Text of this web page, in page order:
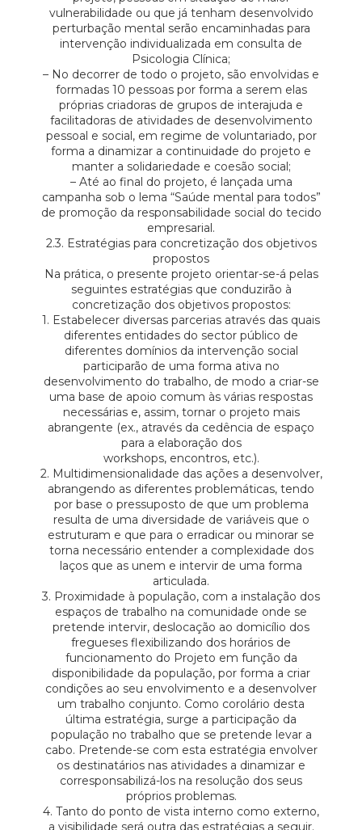
vulnerabilidade ou que já tenham desenvolvido
perturbação mental serão encaminhadas para
intervenção individualizada em consulta de
Psicologia Clínica;
– No decorrer de todo o projeto, são envolvidas e
formadas 10 pessoas por forma a serem elas
próprias criadoras de grupos de interajuda e
facilitadoras de atividades de desenvolvimento
pessoal e social, em regime de voluntariado, por
forma a dinamizar a continuidade do projeto e
manter a solidariedade e coesão social;
– Até ao final do projeto, é lançada uma
campanha sob o lema “Saúde mental para todos”
de promoção da responsabilidade social do tecido
empresarial.
2.3. Estratégias para concretização dos objetivos
propostos
Na prática, o presente projeto orientar-se-á pelas
seguintes estratégias que conduzirão à
concretização dos objetivos propostos:
1. Estabelecer diversas parcerias através das quais
diferentes entidades do sector público de
diferentes domínios da intervenção social
participarão de uma forma ativa no
desenvolvimento do trabalho, de modo a criar-se
uma base de apoio comum às várias respostas
necessárias e, assim, tornar o projeto mais
abrangente (ex., através da cedência de espaço
para a elaboração dos
workshops, encontros, etc.).
2. Multidimensionalidade das ações a desenvolver,
abrangendo as diferentes problemáticas, tendo
por base o pressuposto de que um problema
resulta de uma diversidade de variáveis que o
estruturam e que para o erradicar ou minorar se
torna necessário entender a complexidade dos
laços que as unem e intervir de uma forma
articulada.
3. Proximidade à população, com a instalação dos
espaços de trabalho na comunidade onde se
pretende intervir, deslocação ao domicílio dos
fregueses flexibilizando dos horários de
funcionamento do Projeto em função da
disponibilidade da população, por forma a criar
condições ao seu envolvimento e a desenvolver
um trabalho conjunto. Como corolário desta
última estratégia, surge a participação da
população no trabalho que se pretende levar a
cabo. Pretende-se com esta estratégia envolver
os destinatários nas atividades a dinamizar e
corresponsabilizá-los na resolução dos seus
próprios problemas.
4. Tanto do ponto de vista interno como externo,
a visibilidade será outra das estratégias a seguir.